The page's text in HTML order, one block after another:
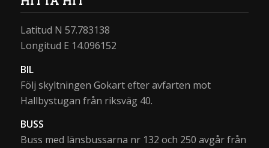
Latitud N 57.783138
Longitud E 14.096152
BIL
Följ skyltningen Gokart efter avfarten mot
Hallbystugan från riksväg 40.
BUSS
Buss med länsbussarna nr 132 och 250 avgår från